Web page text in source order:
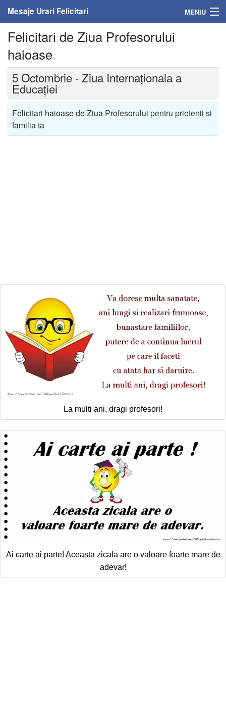
Mesaje Urari Felicitari MENIU
Home
Mesaje
Felicitari
Felicitari cu nume
Felicitari animate
Invitatii personalizate
Conecteaza-te
Felicitari de Ziua Profesorului
haioase
5 Octombrie - Ziua Internaţionala a
Educaţiei
Felicitari haioase de Ziua Profesorului pentru prietenii si
familia ta
La multi ani, dragi profesori!
Ai carte ai parte! Aceasta zicala are o valoare foarte mare de
adevar!